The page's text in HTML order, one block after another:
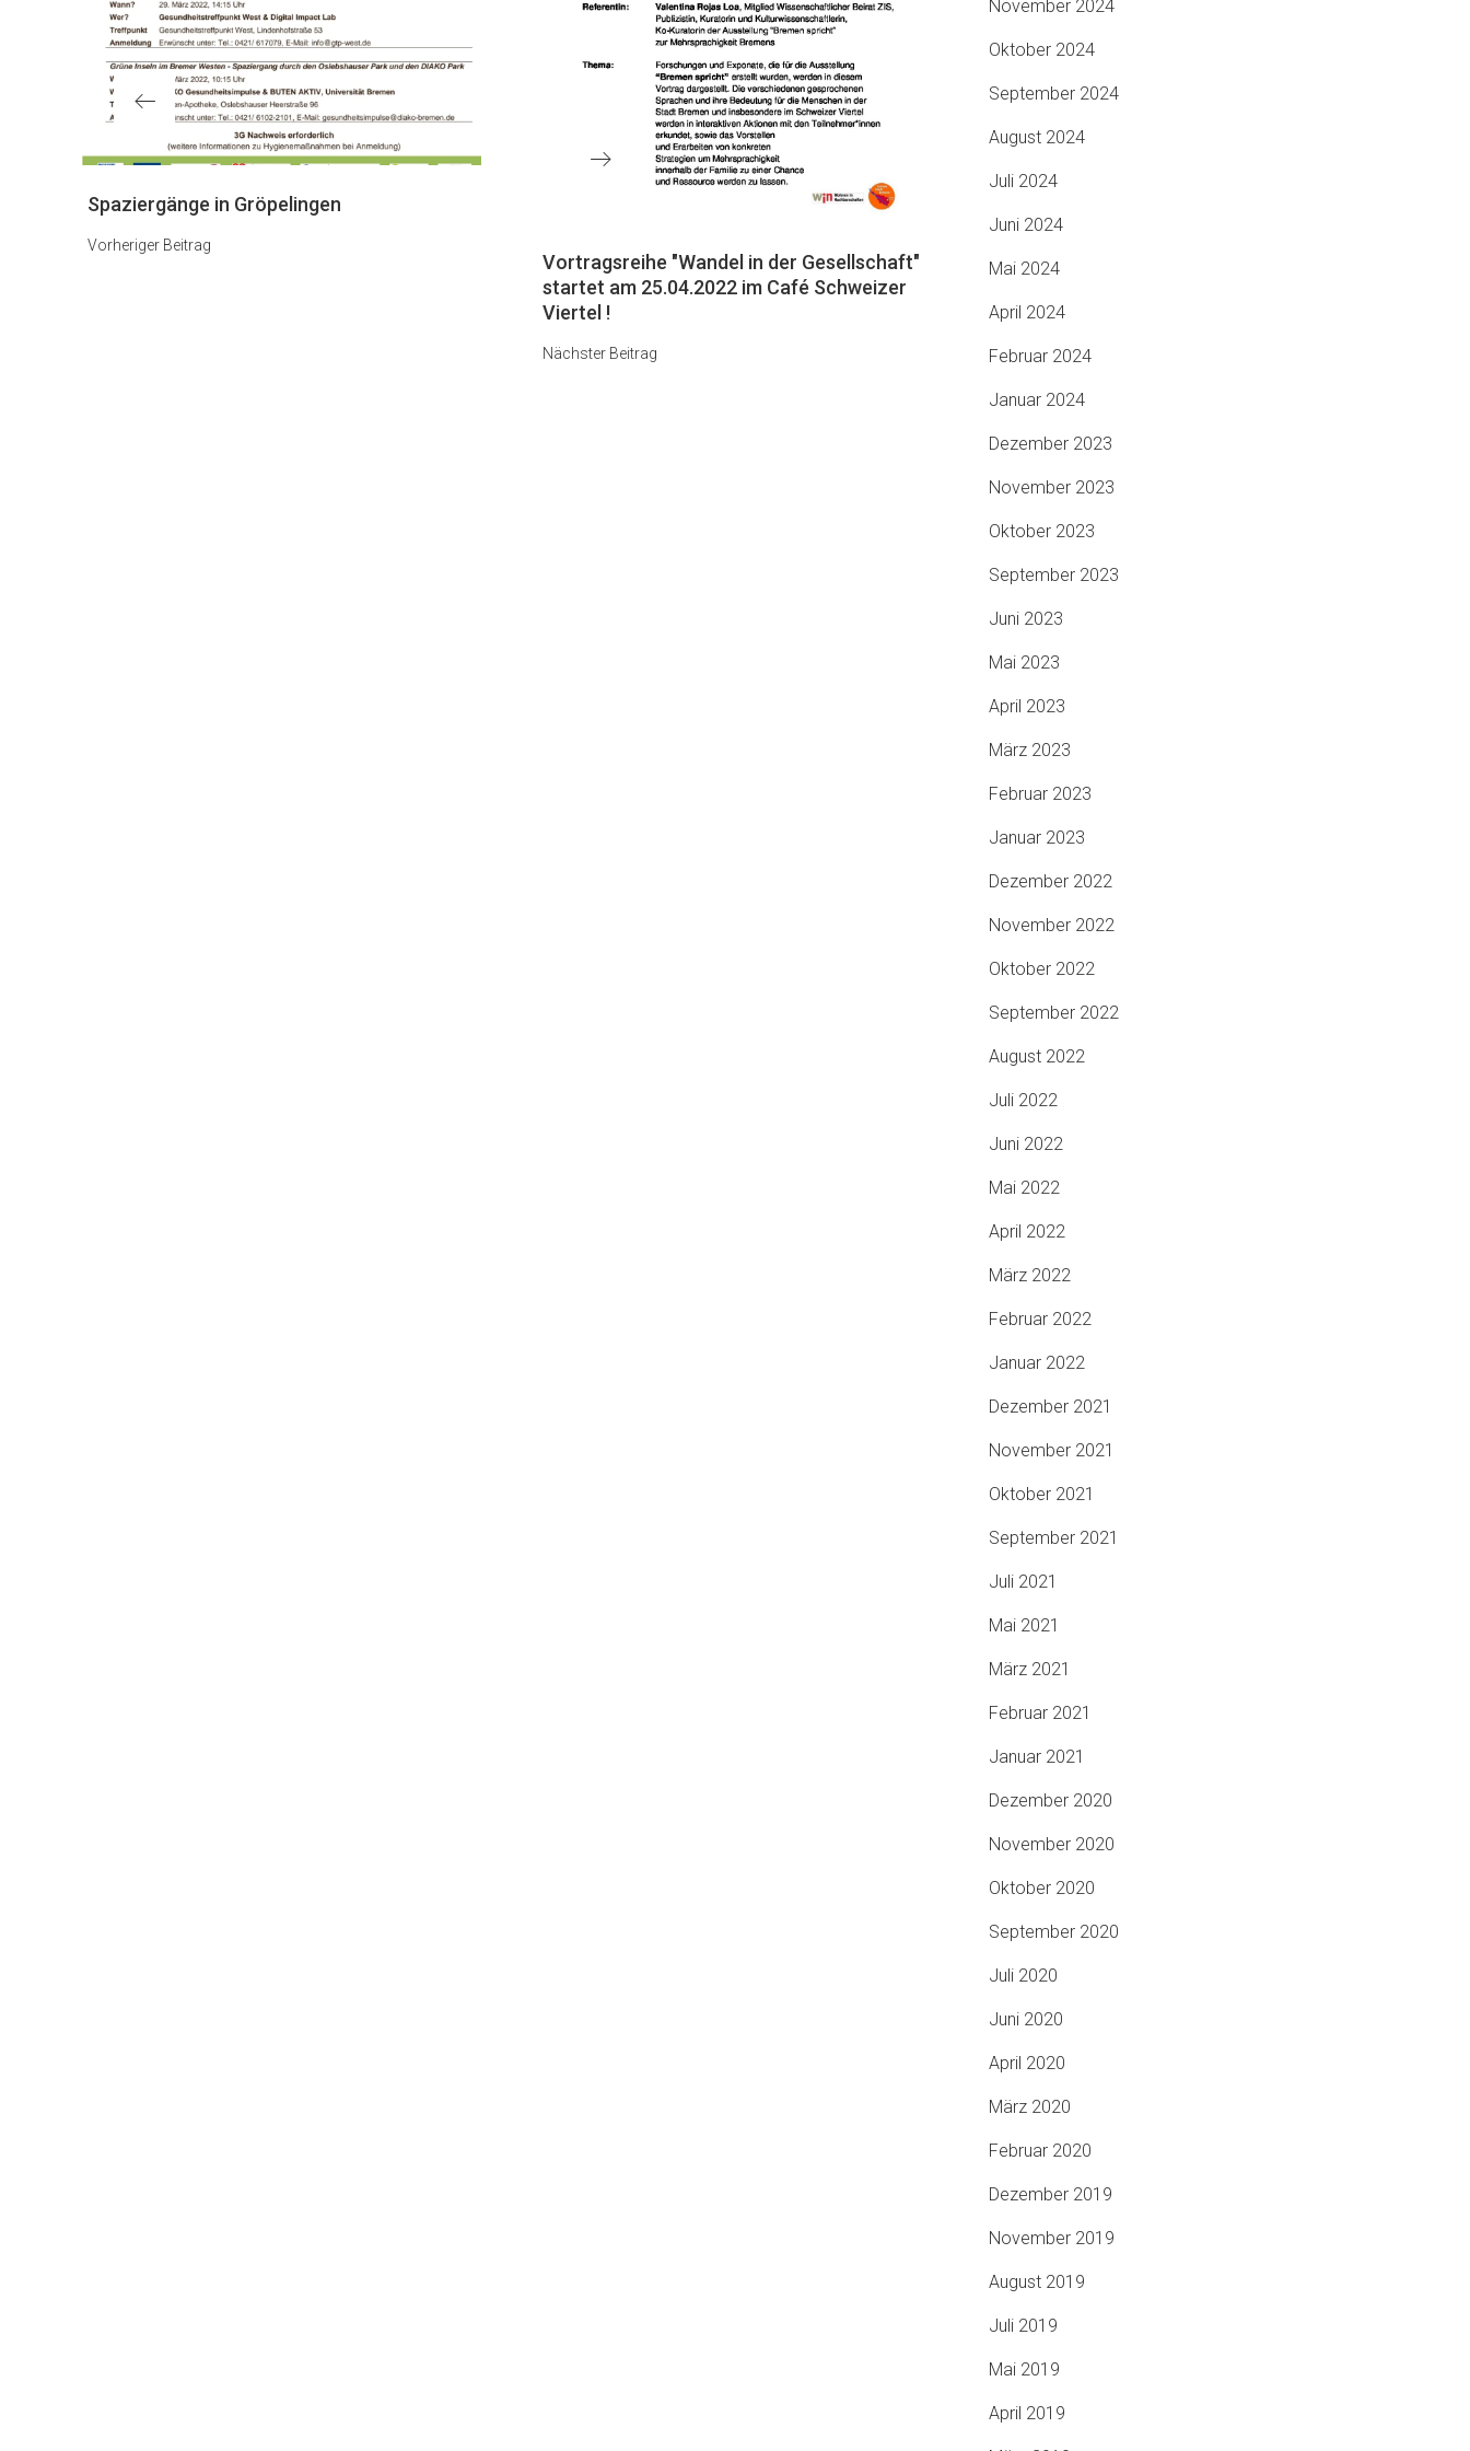
Nächster
Beitrag
Vortragsreihe "Wandel in der Gesellschaft"
startet am 25.04.2022 im Café Schweizer
Viertel !
Nächster Beitrag
Vorheriger
Spaziergänge in Gröpelingen
Vorheriger Beitrag
November 2024
Oktober 2024
September 2024
August 2024
Juli 2024
Juni 2024
Mai 2024
April 2024
Februar 2024
Januar 2024
Dezember 2023
November 2023
Oktober 2023
September 2023
Juni 2023
Mai 2023
April 2023
März 2023
Februar 2023
Januar 2023
Dezember 2022
November 2022
Oktober 2022
September 2022
August 2022
Juli 2022
Juni 2022
Mai 2022
April 2022
März 2022
Februar 2022
Januar 2022
Dezember 2021
November 2021
Oktober 2021
September 2021
Juli 2021
Mai 2021
März 2021
Februar 2021
Januar 2021
Dezember 2020
November 2020
Oktober 2020
September 2020
Juli 2020
Juni 2020
April 2020
März 2020
Februar 2020
Dezember 2019
November 2019
August 2019
Juli 2019
Mai 2019
April 2019